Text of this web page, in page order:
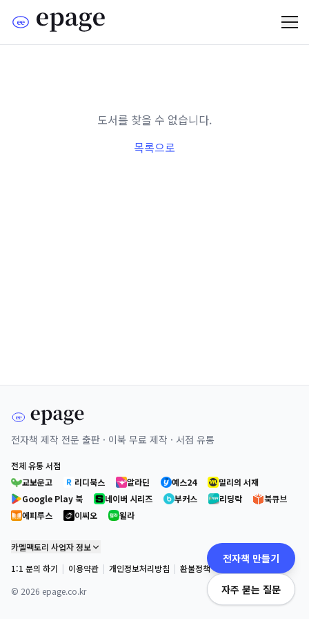
도서를 찾을 수 없습니다.
목록으로
전자책 제작 전문 출판 · 이북 무료 제작 · 서점 유통
전체 유통 서점
교보문고
리디북스 알라딘 예스24
밀리의 서재
Google Play 북
네이버 시리즈 부커스 리딩락
북큐브
에피루스
이씨오 윌라
카멜팩토리 사업자 정보
1:1 문의 하기 | 이용약관 | 개인정보처리방침 | 환불정책
© 2026 epage.co.kr
전자책 만들기
자주 묻는 질문